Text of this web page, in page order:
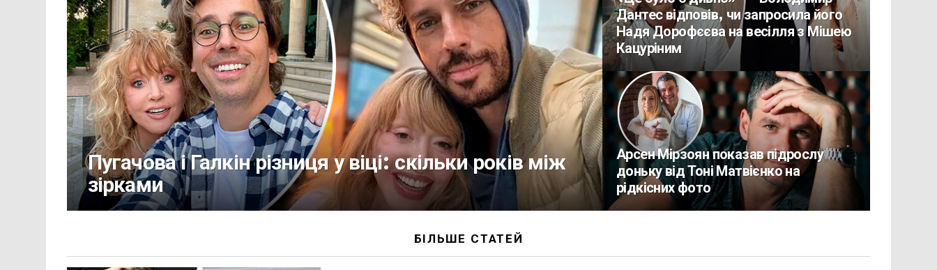
Пугачова і Галкін різниця у віці: скільки років між
зірками
Дантес відповів, чи запросила його
Надя Дорофєєва на весілля з Мішею
Кацуріним
Арсен Мірзоян показав підрослу
доньку від Тоні Матвієнко на
рідкісних фото
БІЛЬШЕ СТАТЕЙ